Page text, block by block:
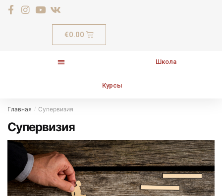
€0.00
Школа
Курсы
Главная / Супервизия
Супервизия